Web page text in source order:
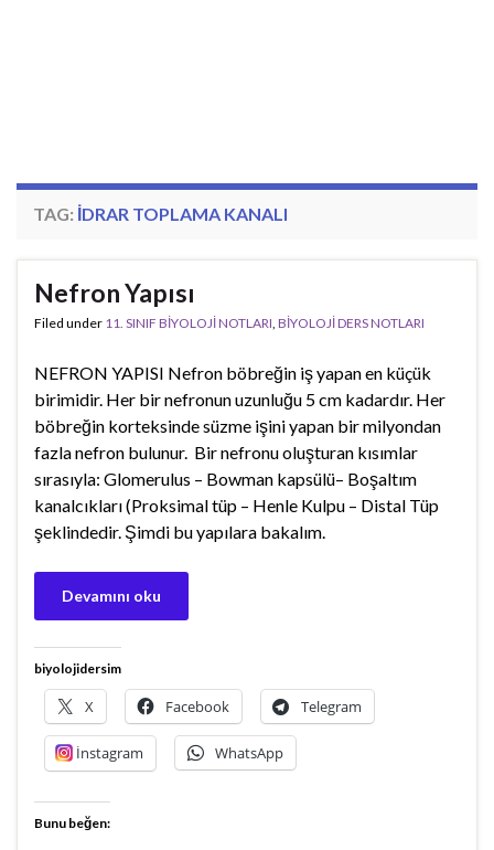
TAG: IDRAR TOPLAMA KANALI
Nefron Yapısı
Filed under 11. SINIF BİYOLOJİ NOTLARI, BİYOLOJİ DERS NOTLARI
NEFRON YAPISI Nefron böbreğin iş yapan en küçük
birimidir. Her bir nefronun uzunluğu 5 cm kadardır. Her
böbreğin korteksinde süzme işini yapan bir milyondan
fazla nefron bulunur. Bir nefronu oluşturan kısımlar
sırasıyla: Glomerulus – Bowman kapsülü– Boşaltım
kanalcıkları (Proksimal tüp – Henle Kulpu – Distal Tüp
şeklindedir. Şimdi bu yapılara bakalım.
Devamını oku
biyolojidersim
X Facebook Telegram
İnstagram WhatsApp
Bunu beğen: